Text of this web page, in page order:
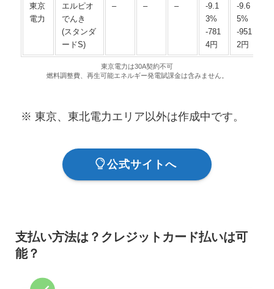
東京
電力
エルピオ
でんき
(スタンダ
ードS)
– – –
-9.1
3%
-781
4円
-9.6
5%
-951
2円
東京電力は30A契約不可
燃料調整費、再生可能エネルギー発電賦課金は含みません。
※ 東京、東北電力エリア以外は作成中です。
公式サイトへ
支払い方法は？クレジットカード払いは可
能？